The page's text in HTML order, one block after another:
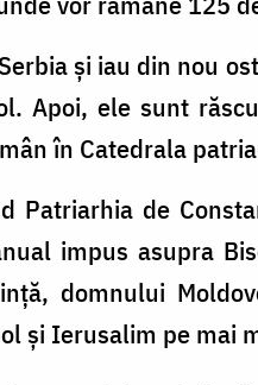
și iau din nou
Apoi, ele sunt
în Catedrala
Patriarhia de
impus asupra
domnului
și Ierusalim pe mai